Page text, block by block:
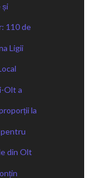
și
110 de
Ligii
Olt a
la
din Olt